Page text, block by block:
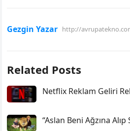
Gezgin Yazar http://
Related Posts
Netflix Reklam Geliri
“Aslan Beni Ağzına